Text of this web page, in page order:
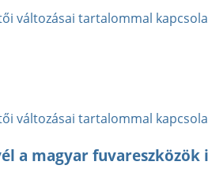
változásai tartalommal
változásai tartalommal
a magyar